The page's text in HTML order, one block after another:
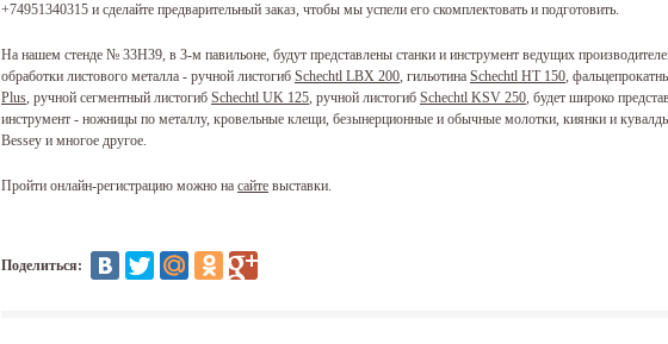
+74951340315 и сделайте предварительный заказ, чтобы мы успели его скомплектовать и подготовить.
На нашем стенде № 33Н39, в 3-м павильоне, будут представлены станки и инструмент ведущих
обработки листового металла - ручной листогиб Schechtl LBX 200, гильотина Schechtl HT 150,
Plus, ручной сегментный листогиб Schechtl UK 125, ручной листогиб Schechtl KSV 250, будет широко
инструмент - ножницы по металлу, кровельные клещи, безынерционные и обычные молотки, киянки и
Bessey и многое другое.
Пройти онлайн-регистрацию можно на сайте выставки.
Поделиться: